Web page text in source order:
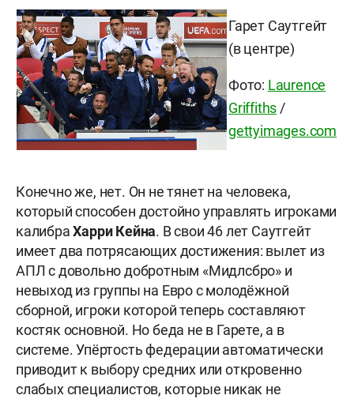
Гарет Саутгейт
(в центре)
Фото: Laurence
Griffiths/
gettyimages.com
Конечно же, нет. Он не тянет на человека,
который способен достойно управлять игроками
калибраХарри Кейна. В свои 46 лет Саутгейт
имеет два потрясающих достижения: вылет из
АПЛ с довольно добротным «Мидлсбро» и
невыход из группы на Евро с молодёжной
сборной, игроки которой теперь составляют
костяк основной. Но беда не в Гарете, а в
системе. Упёртость федерации автоматически
приводит к выбору средних или откровенно
слабых специалистов, которые никак не